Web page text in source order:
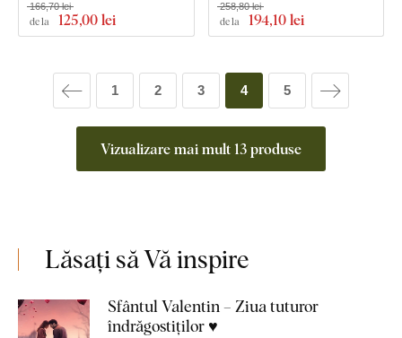
de la 125,00 lei
166,70 lei
de la 194,10 lei
258,80 lei
Vizualizare mai mult 13 produse
1 2 3 4 5
Lăsați să Vă inspire
Sfântul Valentin – Ziua tuturor
îndrăgostiților ♥